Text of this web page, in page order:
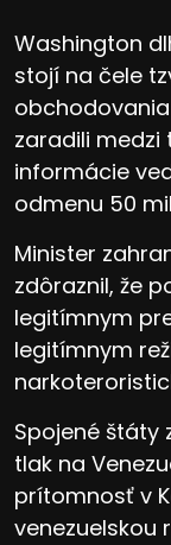
Washington
stojí na čele
zaradili medzi
informácie
odmenu 50
Minister
zdôraznil, že
legitímnym
legitímnym
Spojené štáty
tlak na
prítomnosť v
venezuelskou